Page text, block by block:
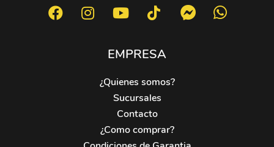
EMPRESA
¿Quienes somos?
Sucursales
Contacto
¿Como comprar?